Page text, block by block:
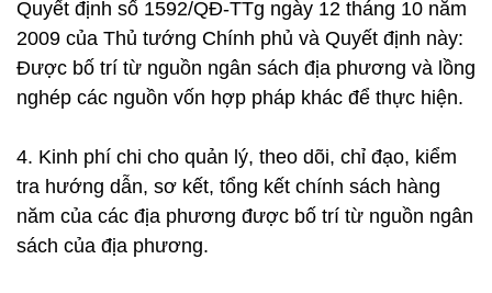
Quyết định số 1592/QĐ-TTg ngày 12 tháng 10 năm
2009 của Thủ tướng Chính phủ và Quyết định này:
Được bố trí từ nguồn ngân sách địa phương và lồng
nghép các nguồn vốn hợp pháp khác để thực hiện.
4. Kinh phí chi cho quản lý, theo dõi, chỉ đạo, kiểm
tra hướng dẫn, sơ kết, tổng kết chính sách hàng
năm của các địa phương được bố trí từ nguồn ngân
sách của địa phương.